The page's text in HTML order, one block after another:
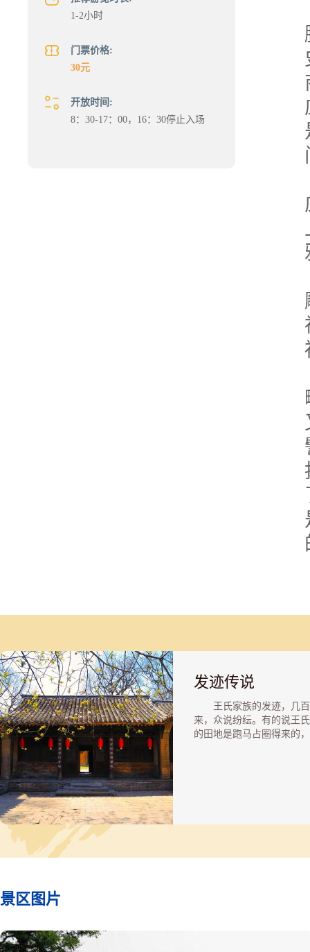
1-2小时
门票价格:
30元
开放时间:
8：30-17：00，16：30停止入场
发迹传说
王氏家族的发迹，几
来，众说纷纭。有的说王
的田地是跑马占圈得来的
家人又都说不清道不明它
景区图片